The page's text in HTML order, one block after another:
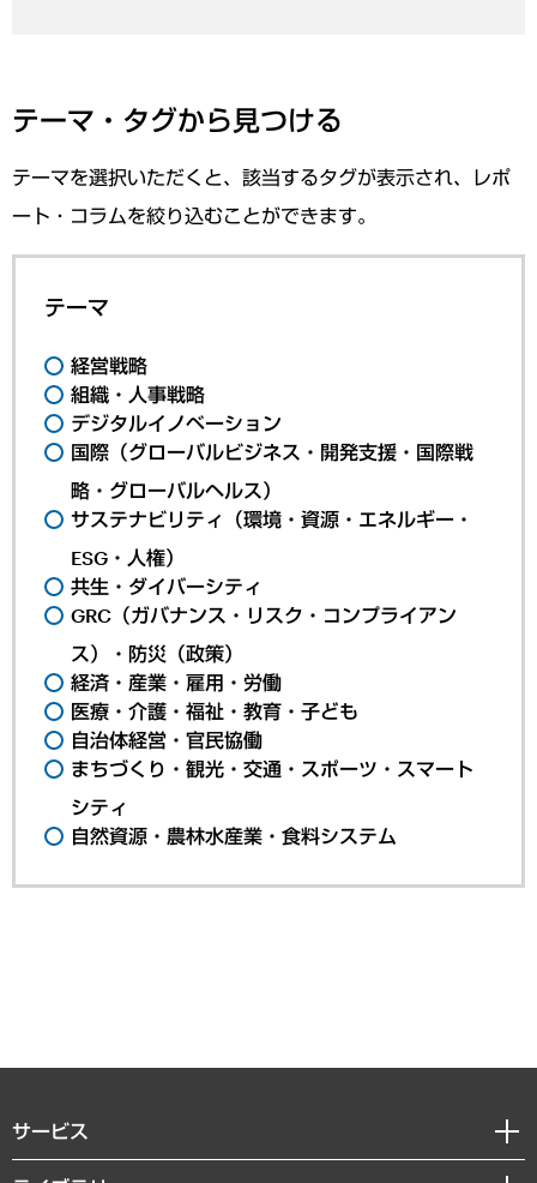
テーマ・タグから見つける
テーマを選択いただくと、該当するタグが表示され、レポ
ート・コラムを絞り込むことができます。
テーマ
経営戦略
組織・人事戦略
デジタルイノベーション
国際（グローバルビジネス・開発支援・国際戦
略・グローバルヘルス）
サステナビリティ（環境・資源・エネルギー・
ESG・人権）
共生・ダイバーシティ
GRC（ガバナンス・リスク・コンプライアン
ス）・防災（政策）
経済・産業・雇用・労働
医療・介護・福祉・教育・子ども
自治体経営・官民協働
まちづくり・観光・交通・スポーツ・スマート
シティ
自然資源・農林水産業・食料システム
サービス